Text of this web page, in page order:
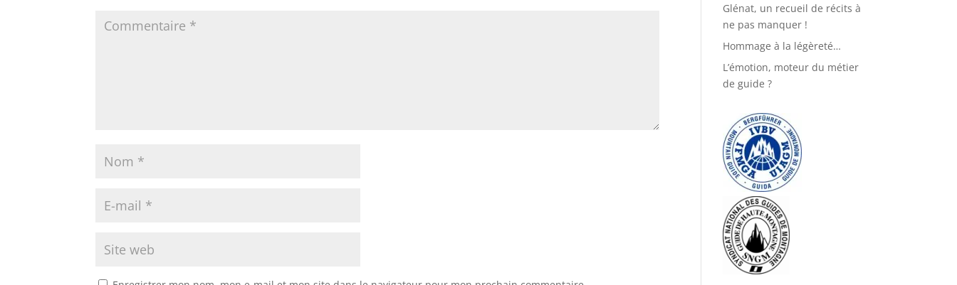
Glénat, un recueil de récits à
ne pas manquer !
Hommage à la légèreté…
L’émotion, moteur du métier
de guide ?